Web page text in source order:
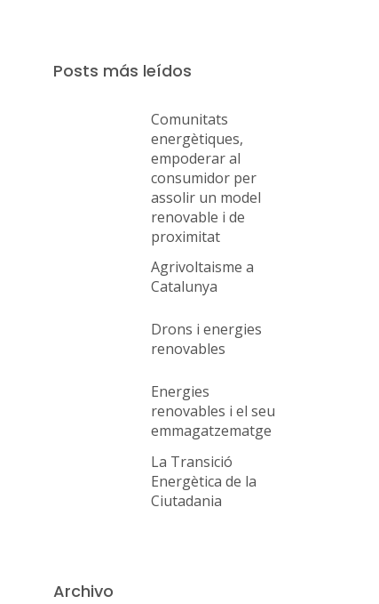
Posts más leídos
Comunitats
energètiques,
empoderar al
consumidor per
assolir un model
renovable i de
proximitat
Agrivoltaisme a
Catalunya
Drons i energies
renovables
Energies
renovables i el seu
emmagatzematge
La Transició
Energètica de la
Ciutadania
Archivo